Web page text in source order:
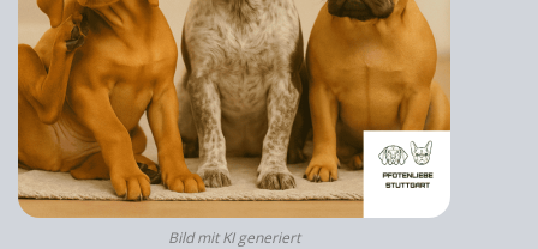
Bild mit KI generiert